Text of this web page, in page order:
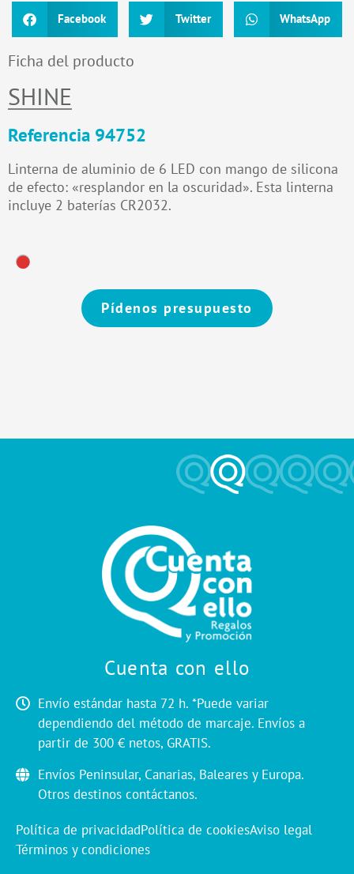
Facebook Twitter WhatsApp
Ficha del producto
SHINE
Referencia 94752
Linterna de aluminio de 6 LED con mango de silicona
de efecto: «resplandor en la oscuridad». Esta linterna
incluye 2 baterías CR2032.
Pídenos presupuesto
Cuenta con ello
Envío estándar hasta 72 h. *Puede variar
dependiendo del método de marcaje. Envíos a
partir de 300 € netos, GRATIS.
Envíos Peninsular, Canarias, Baleares y Europa.
Otros destinos contáctanos.
Política de privacidadPolítica de cookiesAviso legal
Términos y condiciones